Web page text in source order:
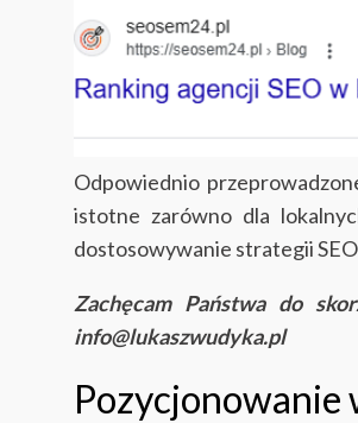
Odpowiednio
istotne zarówno dla
dostosowywanie strategii
Zachęcam Państwa do
info@lukaszwudyka.pl
Pozycjonowanie